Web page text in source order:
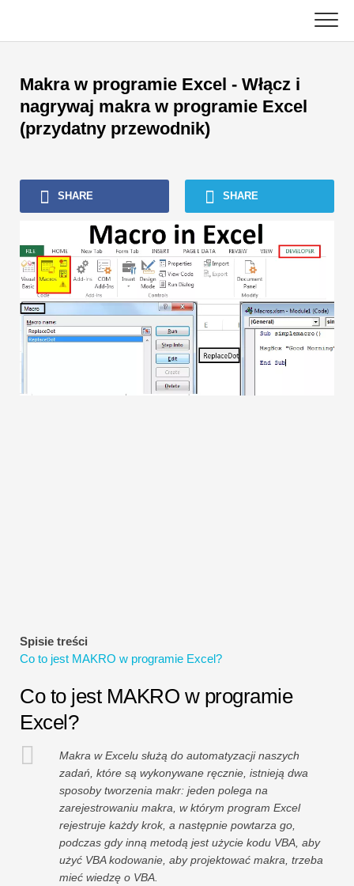
content
Samouczki księgowe
Samouczki dotyczące zarządzania zasobami
Excel, VBA i Power BI
Poradniki dotyczące bankowości inwestycyjnej
Najlepsze książki
Przewodniki kariery w finansach
Zasoby dotyczące certyfikacji finansów
Samouczki dotyczące modelowania finansowego
Makra w programie Excel - Włącz i
nagrywaj makra w programie Excel
(przydatny przewodnik)
SHARE SHARE
Spisie treści
Co to jest MAKRO w programie Excel?
Co to jest MAKRO w programie
Excel?
Makra w Excelu służą do automatyzacji naszych
zadań, które są wykonywane ręcznie, istnieją dwa
sposoby tworzenia makr: jeden polega na
zarejestrowaniu makra, w którym program Excel
rejestruje każdy krok, a następnie powtarza go,
podczas gdy inną metodą jest użycie kodu VBA, aby
użyć VBA kodowanie, aby projektować makra, trzeba
mieć wiedzę o VBA.